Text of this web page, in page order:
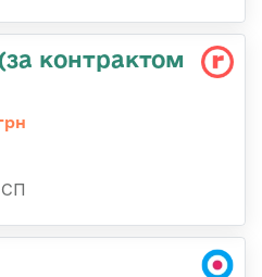
контрактом
СП